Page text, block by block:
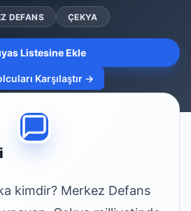
DEFANS ÇEKYA
Listesine Ekle
Karşılaştır →
kimdir? Merkez Defans